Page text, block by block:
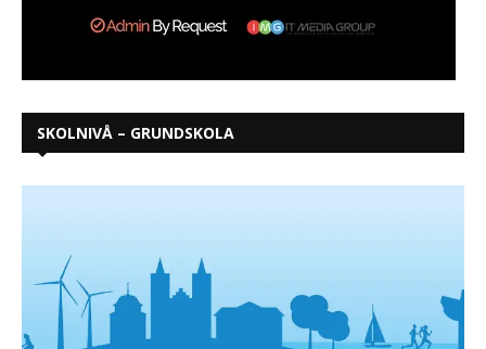
SKOLNIVÅ – GRUNDSKOLA